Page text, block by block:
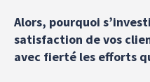
Alors, pourquoi
satisfaction de vos
avec fierté les efforts